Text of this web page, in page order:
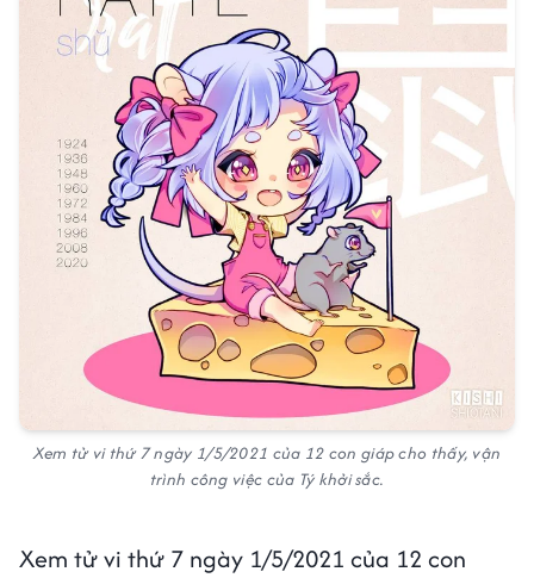
Xem tử vi thứ 7 ngày 1/5/2021 của 12 con giáp cho thấy, vận
trình công việc của Tý khởi sắc.
Xem tử vi thứ 7 ngày 1/5/2021 của 12 con